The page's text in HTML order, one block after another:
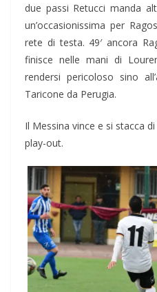
due passi Retucci manda
un’occasionissima per
rete di testa. 49′ ancora
finisce nelle mani di
rendersi pericoloso sino
Taricone da Perugia.
Il Messina vince e si stacca
play-out.